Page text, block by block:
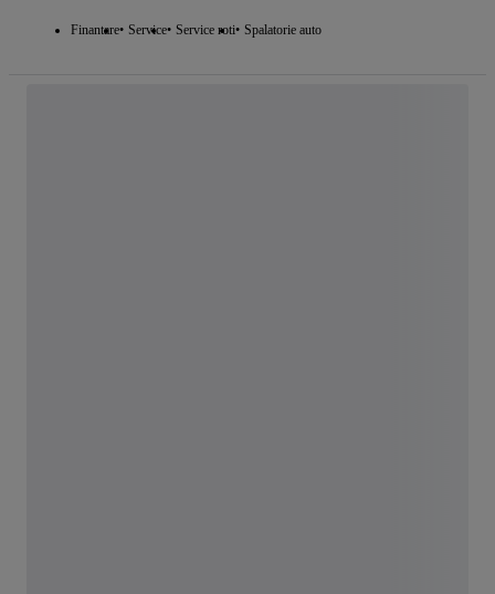
Finantare Service Service roti Spalatorie auto